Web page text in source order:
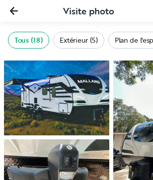
Visite photo
Tous (18) Extérieur (5) Plan de